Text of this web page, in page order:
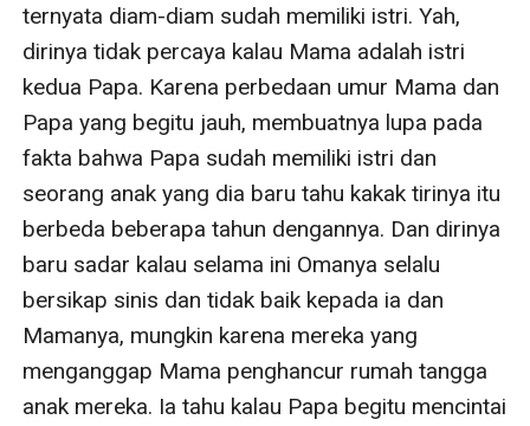
ternyata diam-diam sudah memiliki istri. Yah,
dirinya tidak percaya kalau Mama adalah istri
kedua Papa. Karena perbedaan umur Mama dan
Papa yang begitu jauh, membuatnya lupa pada
fakta bahwa Papa sudah memiliki istri dan
seorang anak yang dia baru tahu kakak tirinya itu
berbeda beberapa tahun dengannya. Dan dirinya
baru sadar kalau selama ini Omanya selalu
bersikap sinis dan tidak baik kepada ia dan
Mamanya, mungkin karena mereka yang
menganggap Mama penghancur rumah tangga
anak mereka. Ia tahu kalau Papa begitu mencintai